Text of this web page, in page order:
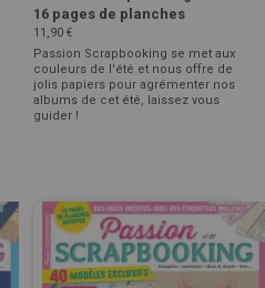
16 pages de planches
11,90 €
Passion Scrapbooking se met aux
couleurs de l'été et nous offre de
jolis papiers pour agrémenter nos
albums de cet été, laissez vous
guider !